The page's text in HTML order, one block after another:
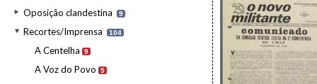
Oposição clandestina 9
Recortes/Imprensa 104
A Centelha 9
A Voz do Povo 5